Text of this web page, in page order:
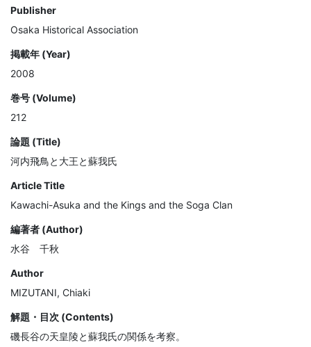
Publisher
Osaka Historical Association
掲載年 (Year)
2008
巻号 (Volume)
212
論題 (Title)
河内飛鳥と大王と蘇我氏
Article Title
Kawachi-Asuka and the Kings and the Soga Clan
編著者 (Author)
水谷 千秋
Author
MIZUTANI, Chiaki
解題・目次 (Contents)
磯長谷の天皇陵と蘇我氏の関係を考察。